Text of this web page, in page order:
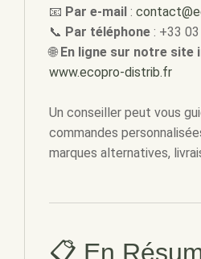
📧 Par e-mail :
📞 Par téléphone : +33
🌐 En ligne sur notre site
www.ecopro-distrib.fr
Un conseiller peut vous
commandes
marques alternatives,
📋 En